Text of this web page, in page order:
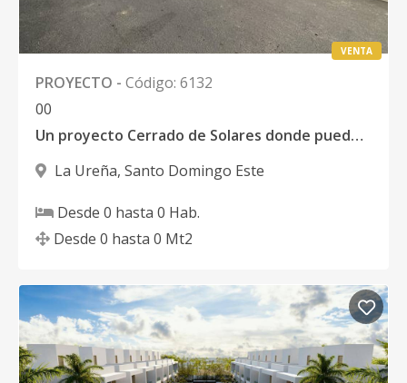
VENTA
PROYECTO - Código: 6132
00
Un proyecto Cerrado de Solares donde puedes hacer Tu casa o tus Apartamentos.
La Ureña, Santo Domingo Este
Desde 0 hasta 0 Hab.
Desde 0 hasta 0 Mt2